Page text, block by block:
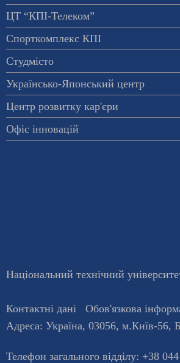
ЦТ “КПІ-Телеком”
Спорткомплекс КПІ
Студмісто
Українсько-Японський центр
Центр розвитку кар'єри
Офіс інновацій
Національний технічний
Контактні дані Обов'язкова
Адреса: Україна, 03056, м.Київ-56,
Телефон загального відділу: +38